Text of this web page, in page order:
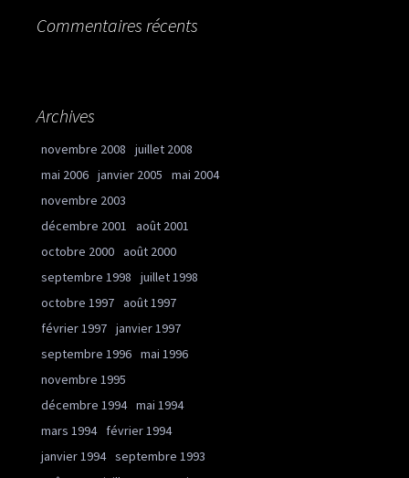
Commentaires récents
Archives
novembre 2008
juillet 2008
mai 2006 janvier 2005
mai 2004
novembre 2003
décembre 2001
août 2001
octobre 2000 août 2000
septembre 1998
juillet 1998
octobre 1997 août 1997
février 1997 janvier 1997
septembre 1996 mai 1996
novembre 1995
décembre 1994 mai 1994
mars 1994
février 1994
janvier 1994 septembre 1993